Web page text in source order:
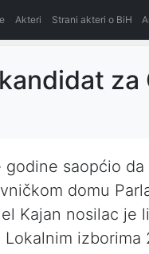
Akteri Strani akteri o BiH
godine saopćio
domu
Kajan nosilac je
izborima